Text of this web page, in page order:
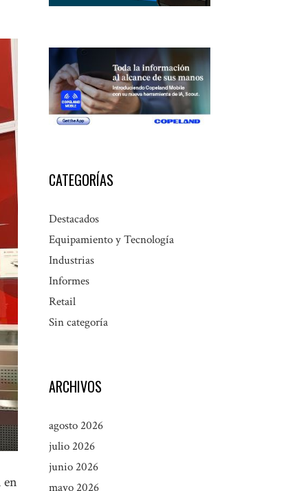
en
CATEGORÍAS
Destacados
Equipamiento y Tecnología
Industrias
Informes
Retail
Sin categoría
ARCHIVOS
agosto 2026
julio 2026
junio 2026
mayo 2026